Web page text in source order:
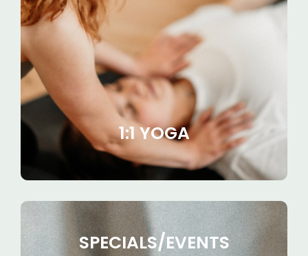
1:1 YOGA
besuchst oder du spürst einfach, dass du
lieber außerhalb einer Gruppe praktizieren
möchtest? Dann ist eine 1:1 Yoga-Stunde
vielleicht genau das was du suchst.
Mehr erfahren
SPECIALS/EVENTS